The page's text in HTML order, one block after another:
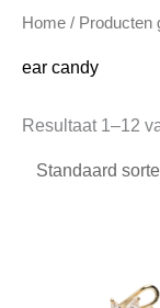
Home / Producten
ear candy
Resultaat 1–12